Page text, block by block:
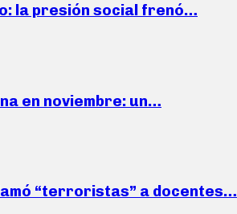
la presión social frenó…
en noviembre: un…
“terroristas” a docentes…